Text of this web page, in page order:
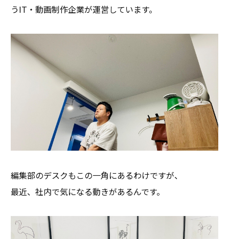
うIT・動画制作企業が運営しています。
編集部のデスクもこの一角にあるわけですが、
最近、社内で気になる動きがあるんです。